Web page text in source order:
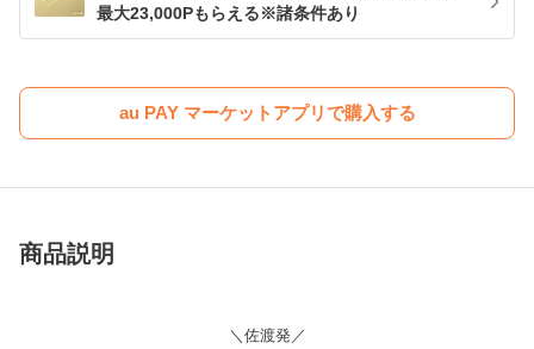
最大23,000Pもらえる※諸条件あり
au PAY マーケットアプリで購入する
商品説明
＼佐渡発／